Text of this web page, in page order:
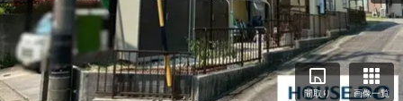
間取り 画像一覧